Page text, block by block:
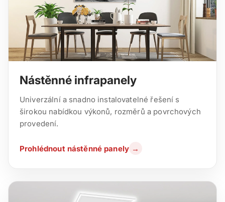
Nástěnné infrapanely
Univerzální a snadno instalovatelné řešení s
širokou nabídkou výkonů, rozměrů a povrchových
provedení.
Prohlédnout nástěnné panely →